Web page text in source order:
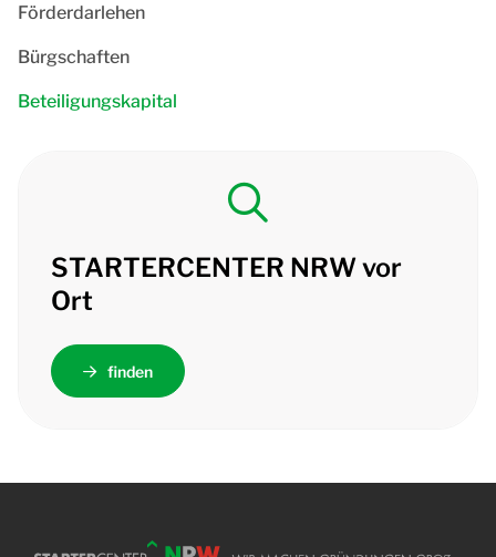
Förderdarlehen
Bürgschaften
Beteiligungskapital
STARTERCENTER NRW vor
Ort
finden